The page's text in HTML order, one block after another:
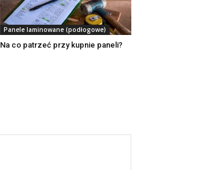
Panele laminowane (podłogowe)
Na co patrzeć przy kupnie paneli?